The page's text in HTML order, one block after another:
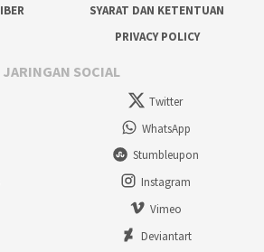
SYARAT DAN KETENTUAN
PRIVACY POLICY
JARINGAN SOCIAL
Twitter
WhatsApp
Stumbleupon
Instagram
Vimeo
Deviantart